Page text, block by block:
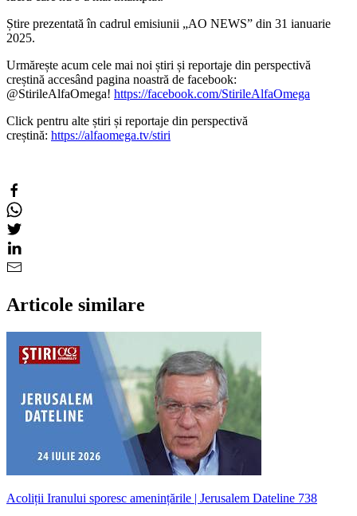
Știre prezentată în cadrul emisiunii „AO NEWS” din 31 ianuarie
2025.
Urmărește acum cele mai noi știri și reportaje din perspectivă
creștină accesând pagina noastră de facebook:
@StirileAlfaOmega! https://facebook.com/StirileAlfaOmega
Click pentru alte știri și reportaje din perspectivă
creștină: https://alfaomega.tv/stiri
Articole similare
Acoliții Iranului sporesc amenințările | Jerusalem Dateline 738